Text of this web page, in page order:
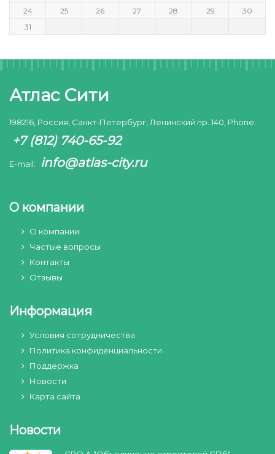
24
25 26 27 28 29
30
31
Атлас Сити
198216, Россия, Санкт-Петербург, Ленинский пр. 140, Phone:
+7 (812) 740-65-92
E-mail: info@atlas-city.ru
О компании
О компании
Частые вопросы
Контакты
Отзывы
Информация
Условия сотрудничества
Политика конфиденциальности
Поддержка
Новости
Карта сайта
Новости